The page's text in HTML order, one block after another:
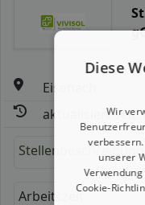
Eisenach
aktualisiert seit:
Arbeitszeit
Diese
Wir
unserer
Cookie-